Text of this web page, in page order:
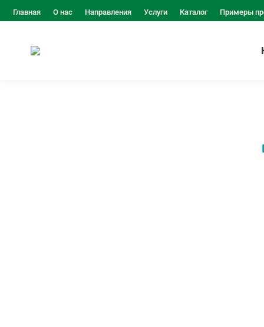
Главная О нас Направления Услуги Каталог Примеры